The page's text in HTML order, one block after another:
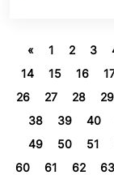
« 1 2 3
14
15 16
26
27 28 29
38
39 40
49
50 51
60
61 62 63